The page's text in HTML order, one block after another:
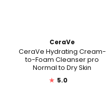
CeraVe
CeraVe Hydrating Cream-
to-Foam Cleanser pro
Normal to Dry Skin
★ 5.0